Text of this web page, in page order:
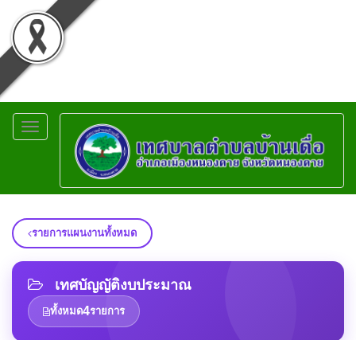
Toggle
navigation
รายการแผนงานทั้งหมด
เทศบัญญัติงบประมาณ
ทั้งหมด4รายการ